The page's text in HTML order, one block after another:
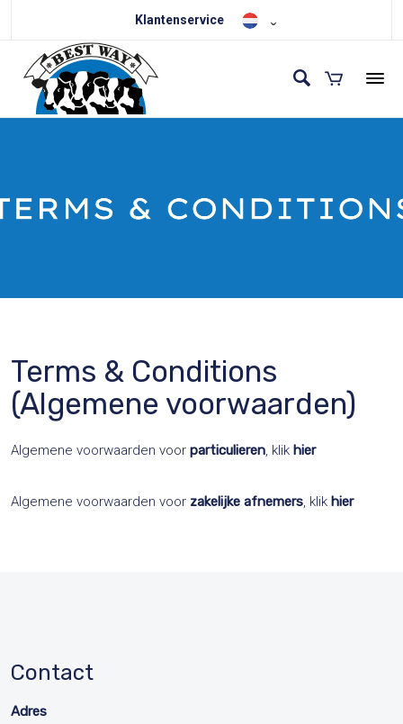
Klantenservice
Terms & Conditions
(Algemene voorwaarden)
Algemene voorwaarden voor particulieren, klik hier
Algemene voorwaarden voor zakelijke afnemers, klik hier
Contact
Adres